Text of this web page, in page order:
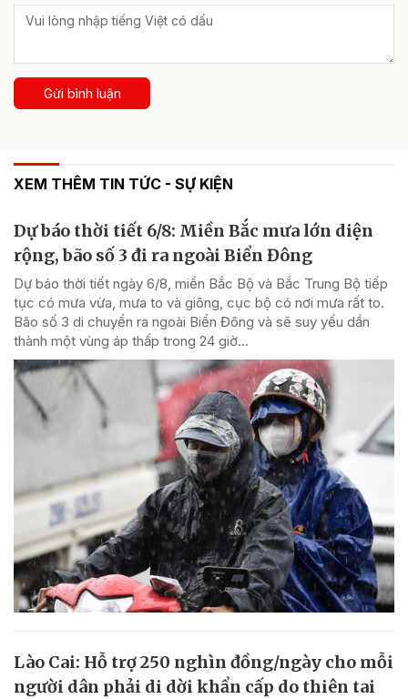
Gửi bình luận
XEM THÊM TIN TỨC - SỰ KIỆN
Dự báo thời tiết 6/8: Miền Bắc mưa lớn diện
rộng, bão số 3 đi ra ngoài Biển Đông
Dự báo thời tiết ngày 6/8, miền Bắc Bộ và Bắc Trung Bộ tiếp
tục có mưa vừa, mưa to và giông, cục bộ có nơi mưa rất to.
Bão số 3 di chuyển ra ngoài Biển Đông và sẽ suy yếu dần
thành một vùng áp thấp trong 24 giờ...
Lào Cai: Hỗ trợ 250 nghìn đồng/ngày cho mỗi
người dân phải di dời khẩn cấp do thiên tai